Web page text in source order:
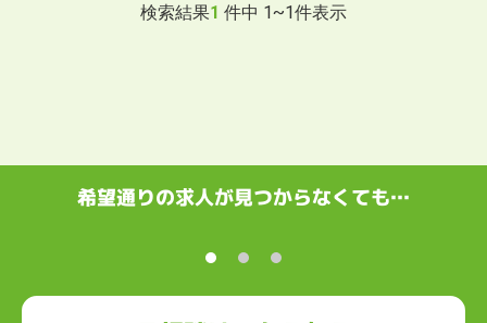
検索結果1 件中 1~1件表示
希望通りの求人が見つからなくても…